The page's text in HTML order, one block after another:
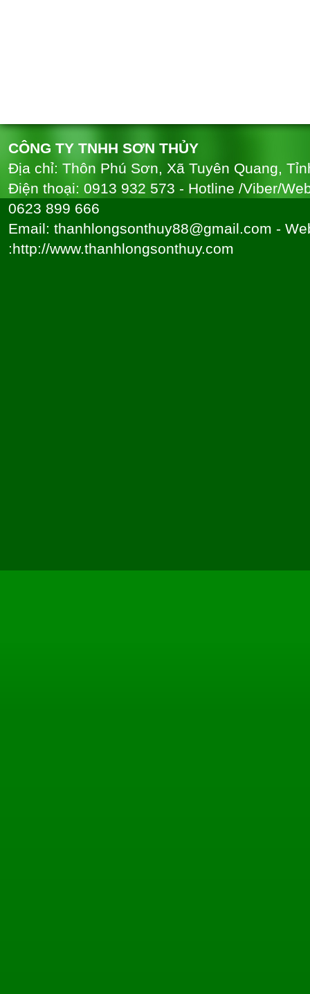
CÔNG TY TNHH SƠN THỦY
Địa chỉ: Thôn Phú Sơn, Xã Tuyên Quang,
Điện thoại: 0913 932 573 - Hotline /Viber/
0623 899 666
Email: thanhlongsonthuy88@gmail.com -
:http://www.thanhlongsonthuy.com